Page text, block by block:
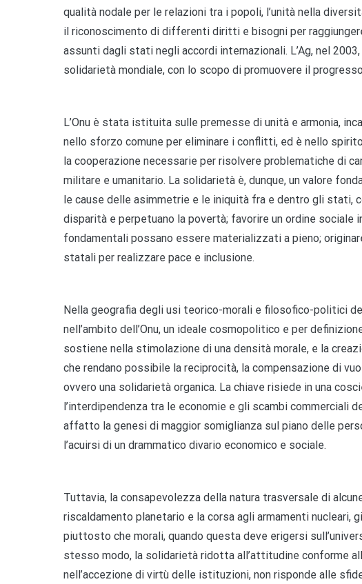
qualità nodale per le relazioni tra i popoli, l’unità nella
il riconoscimento di differenti diritti e bisogni per
assunti dagli stati negli accordi internazionali. L’Ag, nel
solidarietà mondiale, con lo scopo di promuovere il
L’Onu è stata istituita sulle premesse di unità e armonia,
nello sforzo comune per eliminare i conflitti, ed è nello
la cooperazione necessarie per risolvere problematiche di
militare e umanitario. La solidarietà è, dunque, un valore
le cause delle asimmetrie e le iniquità fra e dentro gli stati,
disparità e perpetuano la povertà; favorire un ordine
fondamentali possano essere materializzati a pieno;
statali per realizzare pace e inclusione.
Nella geografia degli usi teorico-morali e filosofico-politici
nell’ambito dell’Onu, un ideale cosmopolitico e per
sostiene nella stimolazione di una densità morale, e la
che rendano possibile la reciprocità, la compensazione di
ovvero una solidarietà organica. La chiave risiede in una
l’interdipendenza tra le economie e gli scambi commerciali
affatto la genesi di maggior somiglianza sul piano delle
l’acuirsi di un drammatico divario economico e sociale.
Tuttavia, la consapevolezza della natura trasversale di
riscaldamento planetario e la corsa agli armamenti
piuttosto che morali, quando questa deve erigersi
stesso modo, la solidarietà ridotta all’attitudine conforme
nell’accezione di virtù delle istituzioni, non risponde alle